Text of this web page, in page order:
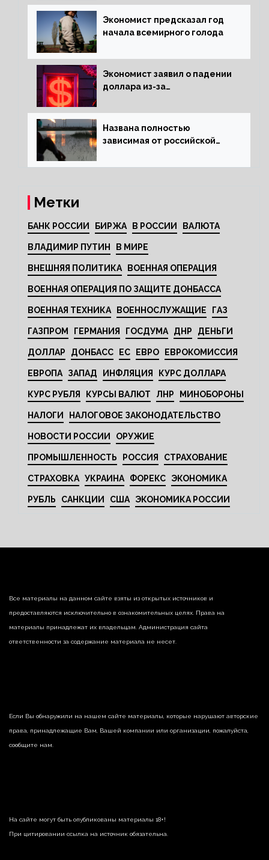
Экономист предсказал год
начала всемирного голода
Экономист заявил о падении
доллара из-за
Названа полностью
зависимая от российской
Метки
БАНК РОССИИ БИРЖА В РОССИИ ВАЛЮТА
ВЛАДИМИР ПУТИН В МИРЕ
ВНЕШНЯЯ ПОЛИТИКА ВОЕННАЯ ОПЕРАЦИЯ
ВОЕННАЯ ОПЕРАЦИЯ ПО ЗАЩИТЕ ДОНБАССА
ВОЕННАЯ ТЕХНИКА ВОЕННОСЛУЖАЩИЕ ГАЗ
ГАЗПРОМ ГЕРМАНИЯ ГОСДУМА ДНР ДЕНЬГИ
ДОЛЛАР ДОНБАСС ЕС ЕВРО ЕВРОКОМИССИЯ
ЕВРОПА ЗАПАД ИНФЛЯЦИЯ КУРС ДОЛЛАРА
КУРС РУБЛЯ КУРСЫ ВАЛЮТ ЛНР МИНОБОРОНЫ
НАЛОГИ НАЛОГОВОЕ ЗАКОНОДАТЕЛЬСТВО
НОВОСТИ РОССИИ ОРУЖИЕ
ПРОМЫШЛЕННОСТЬ РОССИЯ СТРАХОВАНИЕ
СТРАХОВКА УКРАИНА ФОРЕКС ЭКОНОМИКА
РУБЛЬ САНКЦИИ США ЭКОНОМИКА РОССИИ
Все материалы на данном сайте взяты из открытых источников и
предоставляются исключительно в ознакомительных целях. Права на
материалы принадлежат их владельцам. Администрация сайта
ответственности за содержание материала не несет.
Если Вы обнаружили на нашем сайте материалы, которые нарушают авторские
права, принадлежащие Вам, Вашей компании или организации, пожалуйста,
сообщите нам.
На сайте могут быть опубликованы материалы 18+!
При цитировании ссылка на источник обязательна.